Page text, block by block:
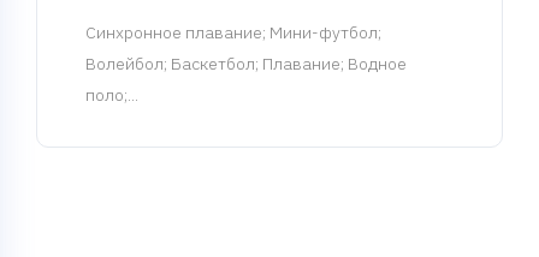
Синхронное плавание; Мини-футбол;
Волейбол; Баскетбол; Плавание; Водное
поло;...